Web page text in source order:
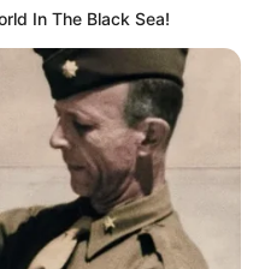
In The Black Sea!